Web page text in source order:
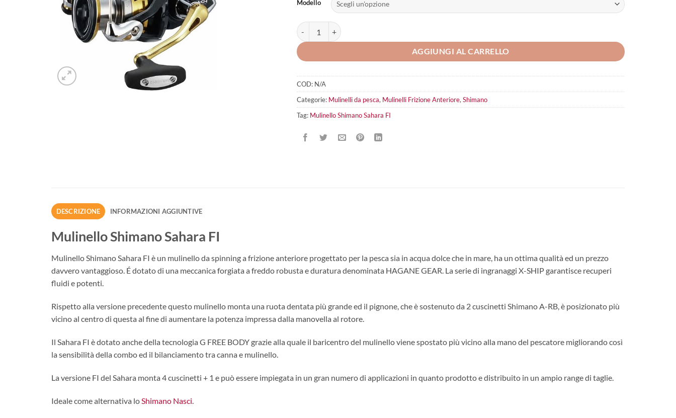
Modello
Mulinello Shimano Sahara FI quantità
AGGIUNGI AL CARRELLO
COD: N/A
Categorie: Mulinelli da pesca, Mulinelli Frizione Anteriore, Shimano
Tag: Mulinello Shimano Sahara FI
DESCRIZIONE INFORMAZIONI AGGIUNTIVE
Mulinello Shimano Sahara FI
Mulinello Shimano Sahara FI è un mulinello da spinning a frizione anteriore progettato per la pesca sia in acqua dolce che in mare, ha un ottima qualità ed un prezzo
davvero vantaggioso. É dotato di una meccanica forgiata a freddo robusta e duratura denominata HAGANE GEAR. La serie di ingranaggi X-SHIP garantisce recuperi
fluidi e potenti.
Rispetto alla versione precedente questo mulinello monta una ruota dentata più grande ed il pignone, che è sostenuto da 2 cuscinetti Shimano A-RB, è posizionato più
vicino al centro di questa al fine di aumentare la potenza impressa dalla manovella al rotore.
Il Sahara FI è dotato anche della tecnologia G FREE BODY grazie alla quale il baricentro del mulinello viene spostato più vicino alla mano del pescatore migliorando così
la sensibilità della combo ed il bilanciamento tra canna e mulinello.
La versione FI del Sahara monta 4 cuscinetti + 1 e può essere impiegata in un gran numero di applicazioni in quanto prodotto e distribuito in un ampio range di taglie.
Ideale come alternativa lo Shimano Nasci